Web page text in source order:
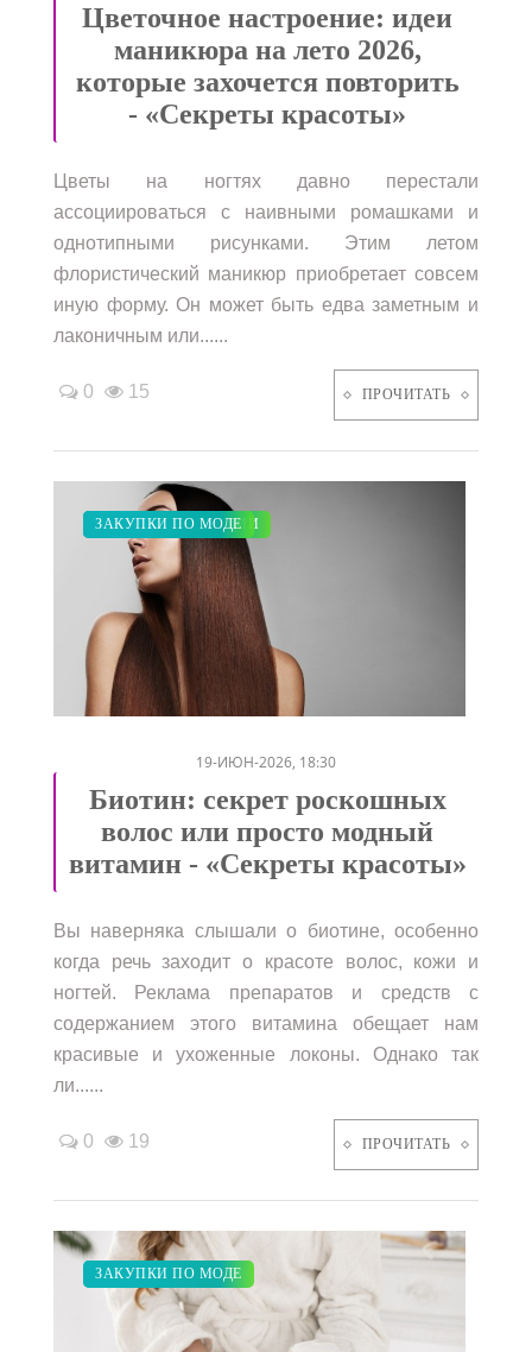
Цветочное настроение: идеи
маникюра на лето 2026,
которые захочется повторить
- «Секреты красоты»
Цветы на ногтях давно перестали
ассоциироваться с наивными ромашками и
однотипными рисунками. Этим летом
флористический маникюр приобретает совсем
иную форму. Он может быть едва заметным и
лаконичным или......
0 15 ПРОЧИТАТЬ
МОДНЫЕ ТЕНДЕНЦИИ
ДИЕТА
КРАСОТА
ЗАКУПКИ ПО МОДЕ
19-ИЮН-2026, 18:30
Биотин: секрет роскошных
волос или просто модный
витамин - «Секреты красоты»
Вы наверняка слышали о биотине, особенно
когда речь заходит о красоте волос, кожи и
ногтей. Реклама препаратов и средств с
содержанием этого витамина обещает нам
красивые и ухоженные локоны. Однако так
ли......
0 19 ПРОЧИТАТЬ
КРАСОТА
ЗАКУПКИ ПО МОДЕ